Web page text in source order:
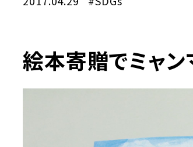
絵本寄贈でミャ